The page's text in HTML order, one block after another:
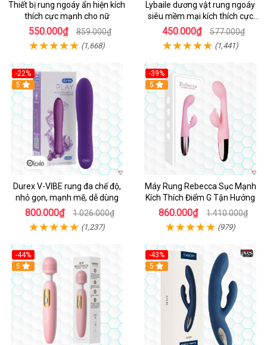
Thiết bị rung ngoáy ẩn hiện kích
thích cực mạnh cho nữ
550.000₫ 859.000₫
(1,668)
Lybaile dương vật rung ngoáy
siêu mềm mại kích thích cực
mạnh
450.000₫ 577.000₫
(1,441)
-22%
Hot
5
Durex V-VIBE rung đa chế độ,
nhỏ gọn, mạnh mẽ, dễ dùng
800.000₫ 1.026.000₫
(1,237)
-39%
Hot
5
Máy Rung Rebecca Sục Mạnh
Kích Thích Điểm G Tận Hưởng
860.000₫ 1.410.000₫
(979)
-44%
Hot
5
-43%
Hot
5